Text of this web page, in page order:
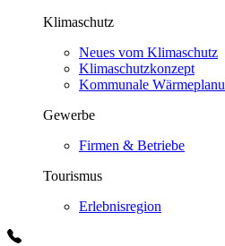
Klimaschutz
Neues vom Klimaschutz
Klimaschutzkonzept
Kommunale
Gewerbe
Firmen & Betriebe
Tourismus
Erlebnisregion